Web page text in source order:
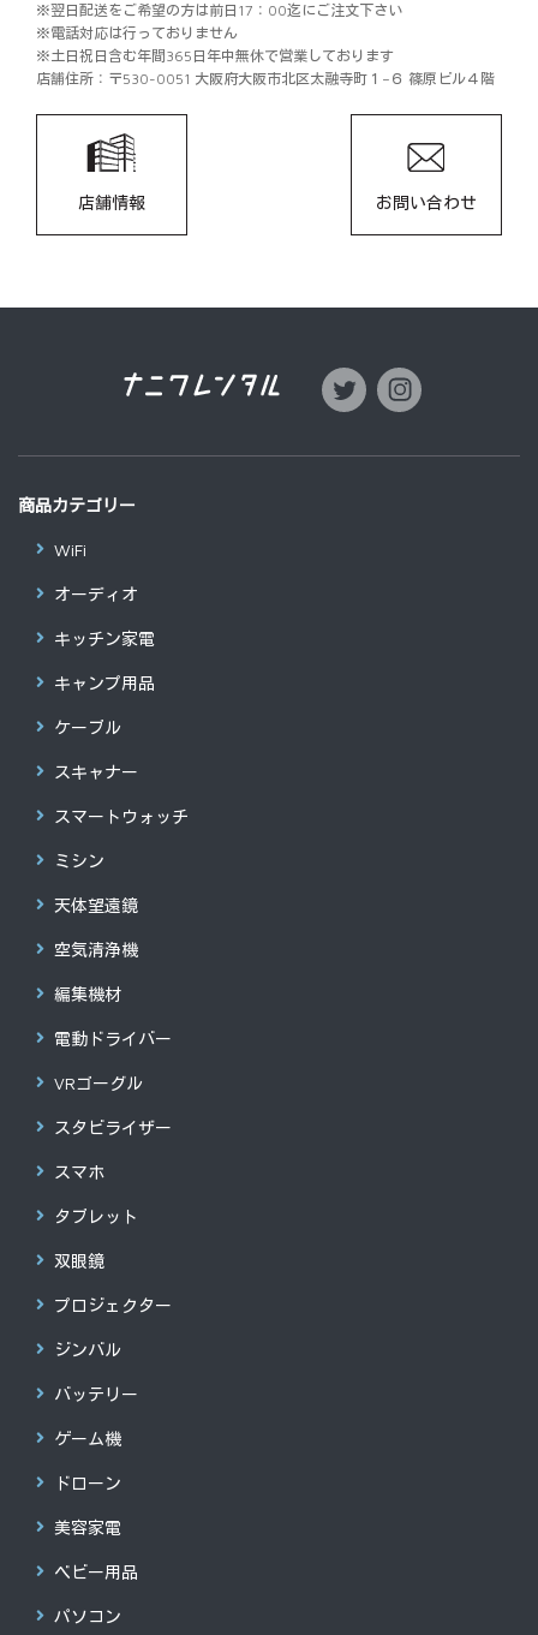
※翌日配送をご希望の方は前日17：00迄にご注文下さい
※電話対応は行っておりません
※土日祝日含む年間365日年中無休で営業しております
店舗住所：〒530-0051 大阪府大阪市北区太融寺町１−６ 篠原ビル４階
店舗情報 お問い合わせ
商品カテゴリー
WiFi
オーディオ
キッチン家電
キャンプ用品
ケーブル
スキャナー
スマートウォッチ
ミシン
天体望遠鏡
空気清浄機
編集機材
電動ドライバー
VRゴーグル
スタビライザー
スマホ
タブレット
双眼鏡
プロジェクター
ジンバル
バッテリー
ゲーム機
ドローン
美容家電
ベビー用品
パソコン